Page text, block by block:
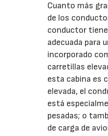
Cuanto más
de los
conductor
adecuada para
incorporado
carretillas
esta cabina es
elevada, el
está
pesadas; o
de carga de